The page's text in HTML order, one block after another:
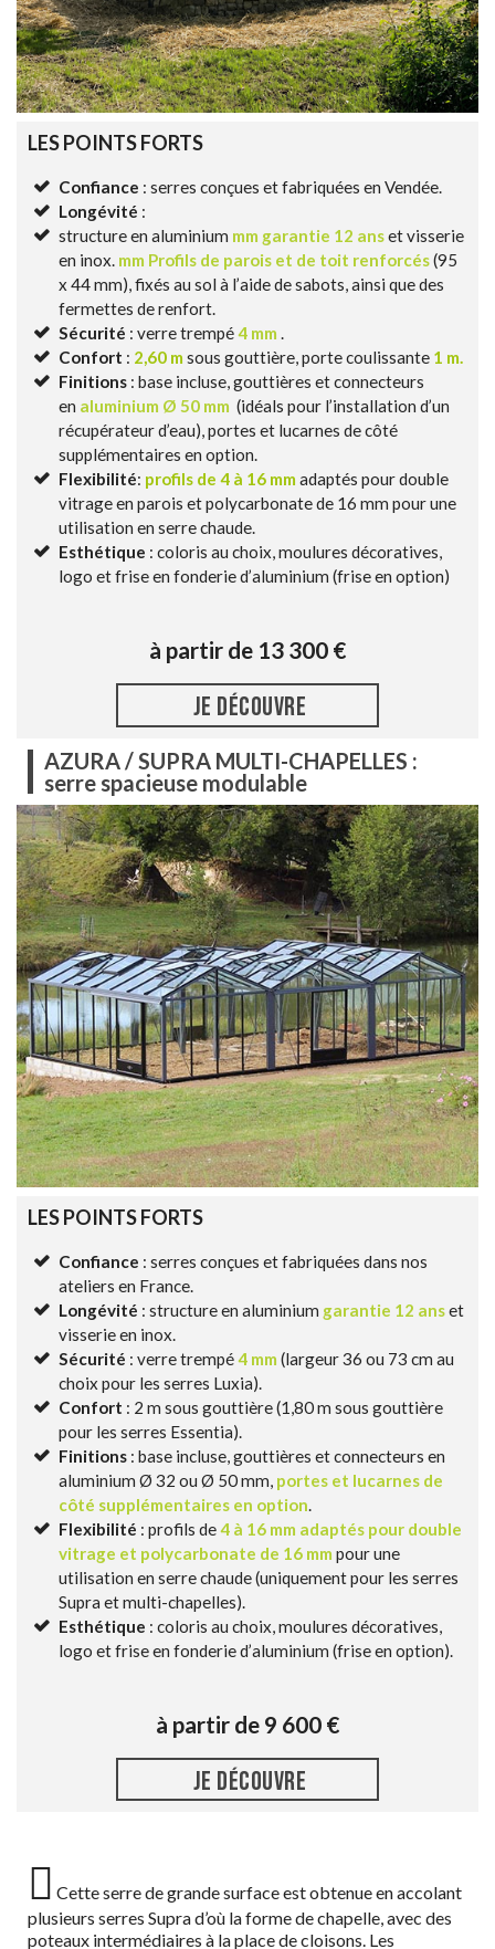
LES POINTS FORTS
Confiance : serres conçues et fabriquées en Vendée.
Longévité :
structure en aluminium mm garantie 12 anset visserie
en inox. mm Profils de parois et de toit renforcés(95
x 44 mm), fixés au sol à l’aide de sabots, ainsi que des
fermettes de renfort.
Sécurité : verre trempé4 mm .
Confort : 2,60 m sous gouttière, porte coulissante 1 m.
Finitions : base incluse, gouttières et connecteurs
en aluminium Ø 50 mm (idéals pour l’installation d’un
récupérateur d’eau), portes et lucarnes de côté
supplémentaires en option.
Flexibilité: profils de 4 à 16 mm adaptés pour double
vitrage en parois et polycarbonate de 16 mm pour une
utilisation en serre chaude.
Esthétique : coloris au choix, moulures décoratives,
logo et frise en fonderie d’aluminium (frise en option)
à partir de 13 300 €
JE DÉCOUVRE
AZURA / SUPRA MULTI-CHAPELLES :
serre spacieuse modulable
LES POINTS FORTS
Confiance : serres conçues et fabriquées dans nos
ateliers en France.
Longévité : structure en aluminium garantie 12 anset
visserie en inox.
Sécurité : verre trempé4 mm (largeur 36 ou 73 cm au
choix pour les serres Luxia).
Confort : 2 m sous gouttière (1,80 m sous gouttière
pour les serres Essentia).
Finitions : base incluse, gouttières et connecteurs en
aluminium Ø 32 ou Ø 50 mm, portes et lucarnes de
côté supplémentaires en option
Flexibilité : profils de4 à 16 mm adaptés pour double
vitrage et polycarbonate de 16 mm pour une
utilisation en serre chaude (uniquement pour les serres
Supra et multi-chapelles).
Esthétique : coloris au choix, moulures décoratives,
logo et frise en fonderie d’aluminium (frise en option).
à partir de 9 600 €
JE DÉCOUVRE
Cette serre de grande surface est obtenue en accolant
plusieurs serres Supra d’où la forme de chapelle, avec des
poteaux intermédiaires à la place de cloisons. Les